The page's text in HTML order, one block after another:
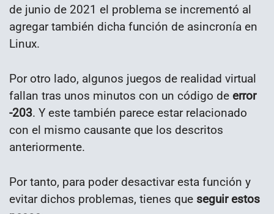
de junio de 2021 el problema se incrementó al
agregar también dicha función de asincronía en
Linux.
Por otro lado, algunos juegos de realidad virtual
fallan tras unos minutos con un código de error
-203. Y este también parece estar relacionado
con el mismo causante que los descritos
anteriormente.
Por tanto, para poder desactivar esta función y
evitar dichos problemas, tienes que seguir estos